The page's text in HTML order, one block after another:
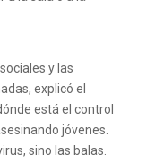
y las
explicó el
está el control
jóvenes.
sino las balas.